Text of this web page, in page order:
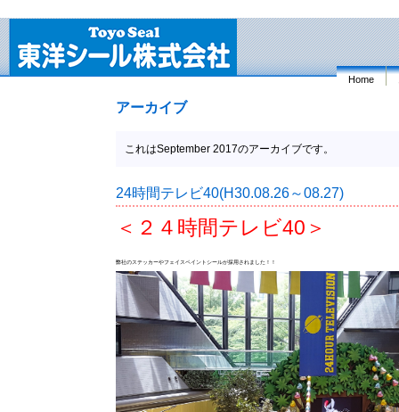
Home
アーカイブ
これはSeptember 2017のアーカイブです。
24時間テレビ40(H30.08.26～08.27)
＜２４時間テレビ40 ＞
弊社のステッカーやフェイスペイントシールが採用されました！！